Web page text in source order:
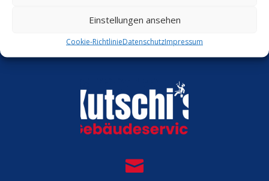
Einstellungen ansehen
Cookie-RichtlinieDatenschutzImpressum
